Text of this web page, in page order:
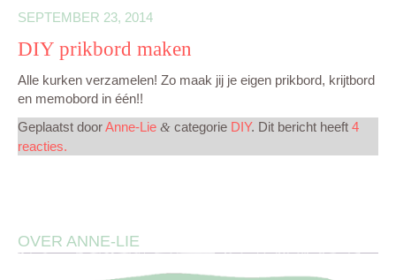
CONTACT
SEPTEMBER 23, 2014
DIY prikbord maken
Alle kurken verzamelen! Zo maak jij je eigen prikbord, krijtbord
en memobord in één!!
Geplaatst doorAnne-Lie & categorie DIY. Dit bericht heeft 4
reacties.
OVER ANNE-LIE